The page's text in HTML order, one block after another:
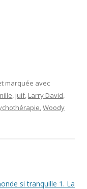
marquée avec
, juif, Larry David,
,Woody
si tranquille 1. La